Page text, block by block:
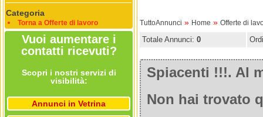
Categoria
Torna a Offerte di lavoro
Vuoi aumentare i
contatti ricevuti?
Scopri i nostri servizi di
visibilità:
Annunci in Vetrina
TuttoAnnunci » Home » Offerte di
Totale Annunci: 0
Spiacenti !!!. Al
Non hai trovato